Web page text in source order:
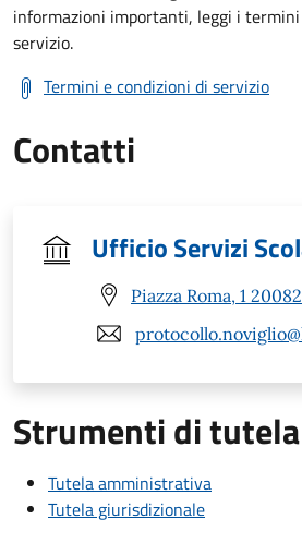
informazioni importanti, leggi i
servizio.
Termini e condizioni di servizio
Contatti
Ufficio Servizi
Piazza Roma, 1
Strumenti di tutela
Tutela amministrativa
Tutela giurisdizionale